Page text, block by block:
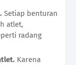
Setiap benturan
atlet,
radang
Karena